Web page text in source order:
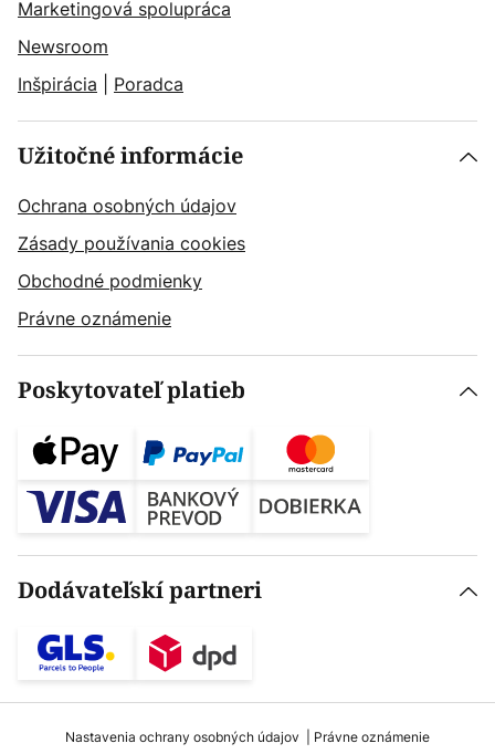
Marketingová spolupráca
Newsroom
Inšpirácia
Poradca
Užitočné informácie
Ochrana osobných údajov
Zásady používania cookies
Obchodné podmienky
Právne oznámenie
Poskytovateľ platieb
Dodávateľskí partneri
Nastavenia ochrany osobných údajov Právne oznámenie